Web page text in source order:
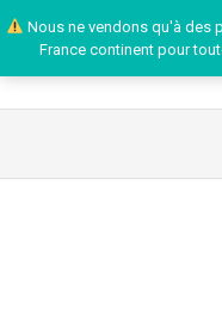
Nous ne vendons qu'à des
France continent pour